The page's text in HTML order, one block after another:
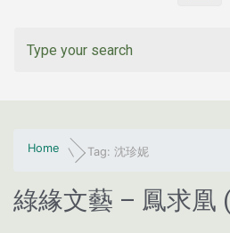
Home Tag: 沈珍妮
綠緣文藝 – 鳳求凰